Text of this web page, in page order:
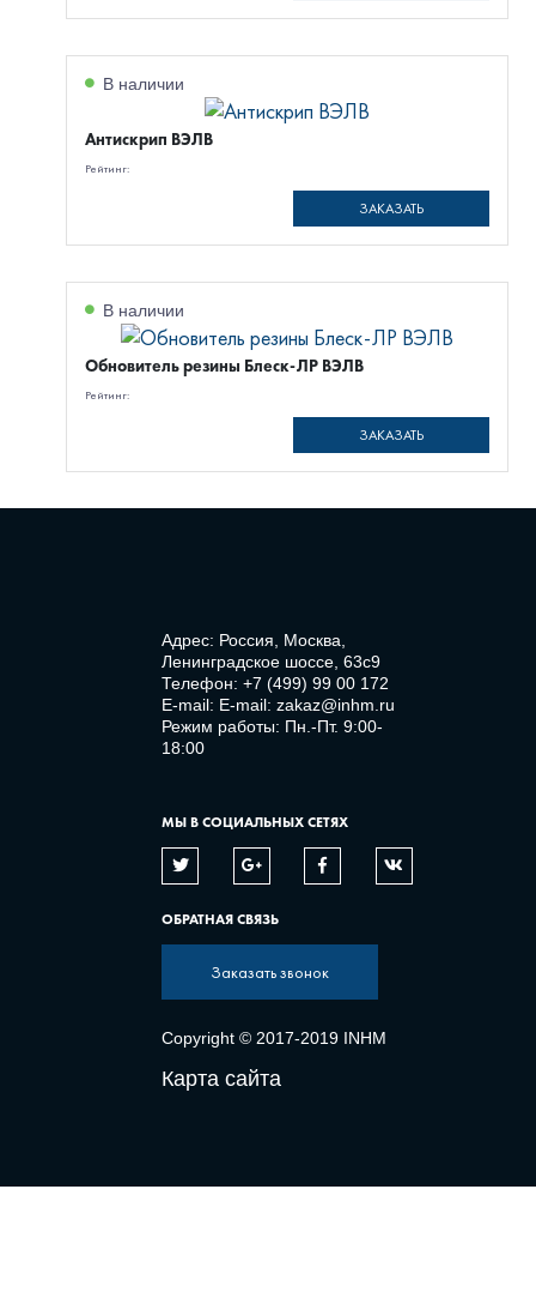
В наличии
Антискрип ВЭЛВ
Рейтинг:
ЗАКАЗАТЬ
В наличии
Обновитель резины Блеск-ЛР ВЭЛВ
Рейтинг:
ЗАКАЗАТЬ
Адрес: Россия, Москва,
Ленинградское шоссе, 63с9
Телефон: +7 (499) 99 00 172
E-mail: E-mail: zakaz@inhm.ru
Режим работы: Пн.-Пт. 9:00-
18:00
МЫ В СОЦИАЛЬНЫХ СЕТЯХ
ОБРАТНАЯ СВЯЗЬ
Заказать звонок
Copyright © 2017-2019 INHM
Карта сайта